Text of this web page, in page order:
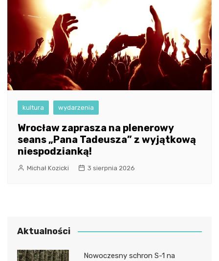
kultura wydarzenia
Wrocław zaprasza na plenerowy
seans „Pana Tadeusza” z wyjątkową
niespodzianką!
Michał Kozicki 3 sierpnia 2026
Aktualności
Nowoczesny schron S-1 na